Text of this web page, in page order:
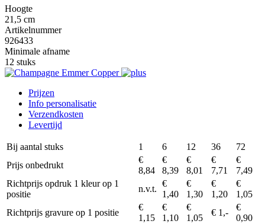
Hoogte
21,5 cm
Artikelnummer
926433
Minimale afname
12 stuks
Prijzen
Info personalisatie
Verzendkosten
Levertijd
Bij aantal stuks 1 6 12 36
72
Prijs onbedrukt
€
8,84
€
8,39
€
8,01
€
7,71
€
7,49
Richtprijs opdruk 1 kleur op 1
positie
n.v.t.
€
1,40
€
1,30
€
1,20
€
1,05
Richtprijs gravure op 1 positie
€
1,15
€
1,10
€
1,05
€ 1,-
€
0,90